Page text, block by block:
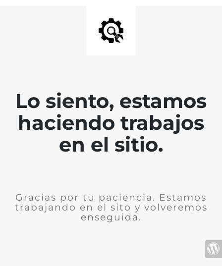
Lo siento, estamos
haciendo trabajos
en el sitio.
Gracias por tu paciencia. Estamos
trabajando en el sito y volveremos
enseguida.